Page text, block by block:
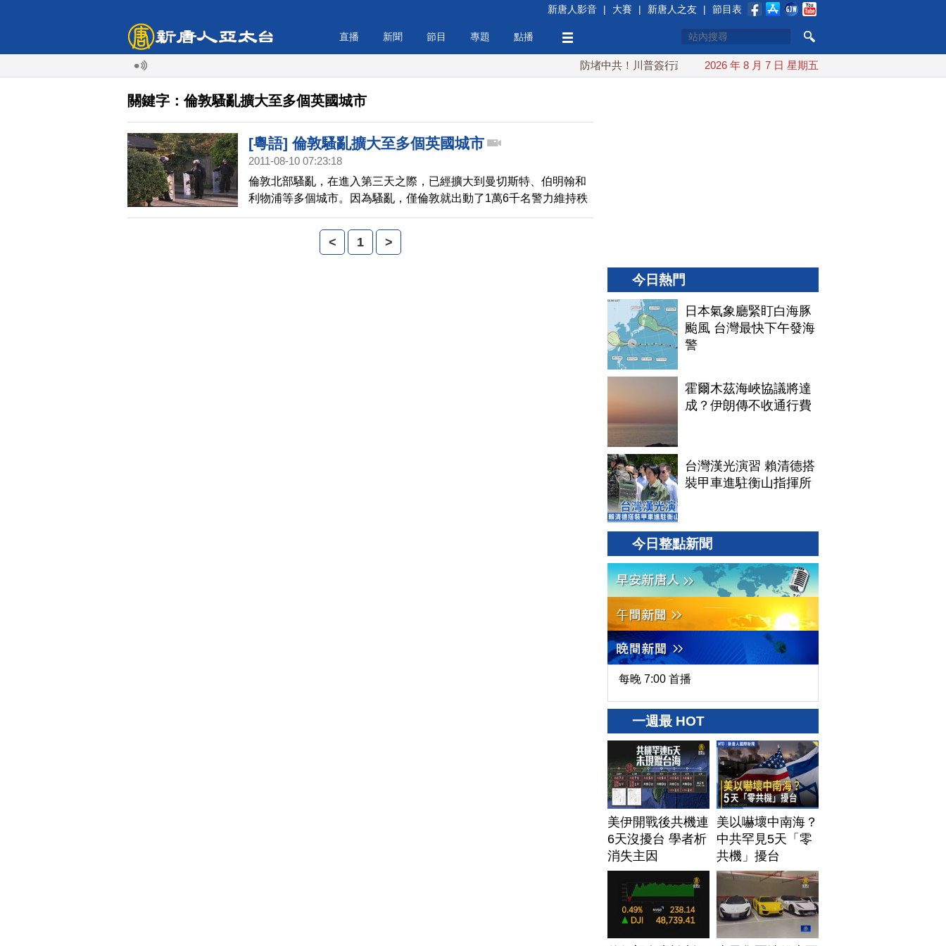
新唐人影音 | 大賽 | 新唐人之友 | 節目表
直播 新聞 節目 專題 點播
防堵中共！川普簽行政令 對多晶矽課15%關稅 日本氣象廳緊盯白海豚颱風
2026 年 8 月 7 日 星期五
關鍵字：倫敦騷亂擴大至多個英國城市
[粵語] 倫敦騷亂擴大至多個英國城市
2011-08-10 07:23:18
倫敦北部騷亂，在進入第三天之際，已經擴大到曼切斯特、伯明翰和
利物浦等多個城市。因為騷亂，僅倫敦就出動了1萬6千名警力維持秩
序。下面請看8月9號（星期二）的各地情況。 ,[粵語] 倫敦騷亂擴大至
< 1 >
今日熱門
日本氣象廳緊盯白海豚
颱風 台灣最快下午發海
警
霍爾木茲海峽協議將達
成？伊朗傳不收通行費
台灣漢光演習 賴清德搭
裝甲車進駐衡山指揮所
今日整點新聞
每晚 7:00 首播
一週最 HOT
美伊開戰後共機連
6天沒擾台 學者析
消失主因
美以嚇壞中南海？
中共罕見5天「零
共機」擾台